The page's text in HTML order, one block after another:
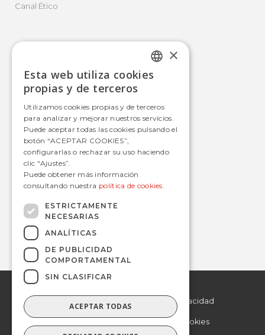
Canal Ético
Autobús
Tranvía
Metro
Estaciones
Contacto
informacion@avanzagrupo.com
+34 916 021 900
C/ San Norberto, 48 • 28021 – Madrid
© 2019 Avanza.
reservados.
Politica de Privacidad
Politica de Cookies
SPANISH
×
Esta web utiliza cookies
propias y de terceros
Utilizamos cookies propias y de terceros
para analizar y mejorar nuestros servicios.
Puede aceptar todas las cookies pulsando el
botón “ACEPTAR COOKIES”,
configurarlas o rechazar su uso haciendo
clic “Ajustes”.
Puede obtener más información
consultando nuestra política de cookies.
ESTRICTAMENTE
NECESARIAS
ANALÍTICAS
DE PUBLICIDAD
COMPORTAMENTAL
SIN CLASIFICAR
ACEPTAR TODAS